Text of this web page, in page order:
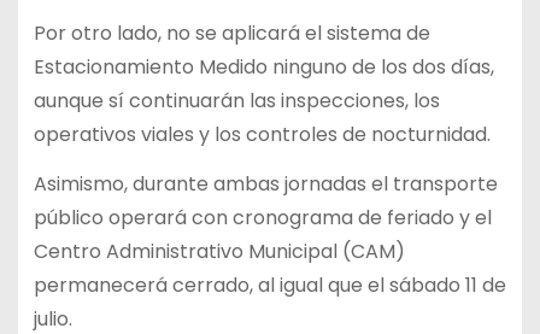
Por otro lado, no se aplicará el sistema de
Estacionamiento Medido ninguno de los dos días,
aunque sí continuarán las inspecciones, los
operativos viales y los controles de nocturnidad.
Asimismo, durante ambas jornadas el transporte
público operará con cronograma de feriado y el
Centro Administrativo Municipal (CAM)
permanecerá cerrado, al igual que el sábado 11 de
julio.